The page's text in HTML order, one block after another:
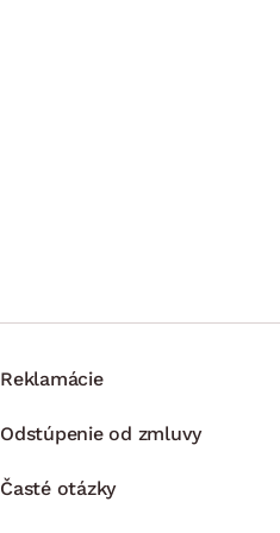
Reklamácie
Odstúpenie od zmluvy
Časté otázky